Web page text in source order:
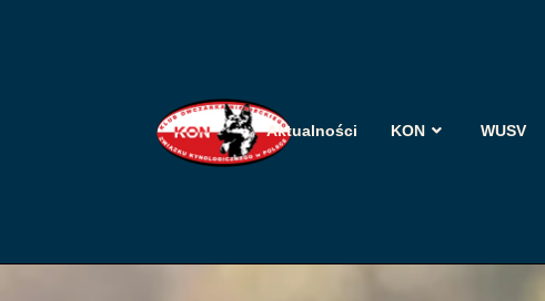
Aktualności KON WUSV